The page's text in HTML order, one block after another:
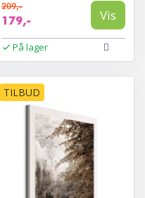
209,-
179,- Vis
På lager
TILBUD